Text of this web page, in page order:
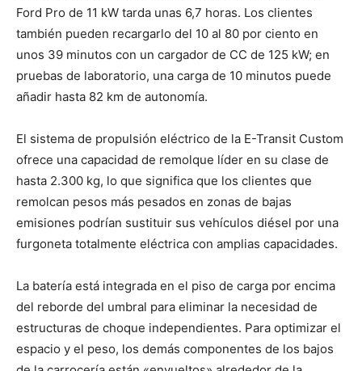
Ford Pro de 11 kW tarda unas 6,7 horas. Los clientes
también pueden recargarlo del 10 al 80 por ciento en
unos 39 minutos con un cargador de CC de 125 kW; en
pruebas de laboratorio, una carga de 10 minutos puede
añadir hasta 82 km de autonomía.
El sistema de propulsión eléctrico de la E-Transit Custom
ofrece una capacidad de remolque líder en su clase de
hasta 2.300 kg, lo que significa que los clientes que
remolcan pesos más pesados en zonas de bajas
emisiones podrían sustituir sus vehículos diésel por una
furgoneta totalmente eléctrica con amplias capacidades.
La batería está integrada en el piso de carga por encima
del reborde del umbral para eliminar la necesidad de
estructuras de choque independientes. Para optimizar el
espacio y el peso, los demás componentes de los bajos